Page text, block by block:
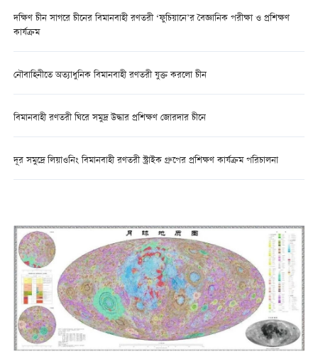
দক্ষিণ চীন সাগরে চীনের বিমানবাহী রণতরী ‘ফুচিয়ানে’র বৈজ্ঞানিক পরীক্ষা ও প্রশিক্ষণ
কার্যক্রম
নৌবাহিনীতে অত্যাধুনিক বিমানবাহী রণতরী যুক্ত করলো চীন
বিমানবাহী রণতরী ঘিরে সমুদ্র উদ্ধার প্রশিক্ষণ জোরদার চীনে
দূর সমুদ্রে লিয়াওনিং বিমানবাহী রণতরী স্ট্রাইক গ্রুপের প্রশিক্ষণ কার্যক্রম পরিচালনা